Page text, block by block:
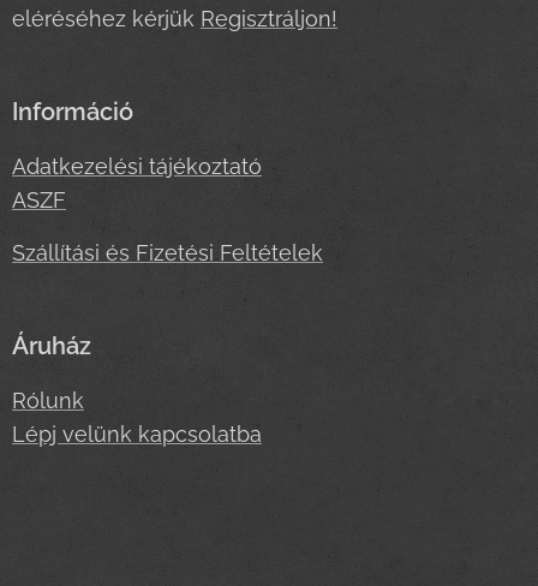
eléréséhez kérjük Regisztráljon!
Információ
Adatkezelési tájékoztató
ASZF
Szállítási és Fizetési Feltételek
Áruház
Rólunk
Lépj velünk kapcsolatba